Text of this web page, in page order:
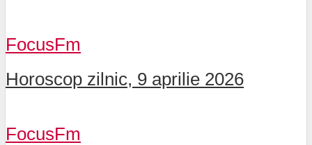
FocusFm
Horoscop zilnic, 9 aprilie 2026
FocusFm